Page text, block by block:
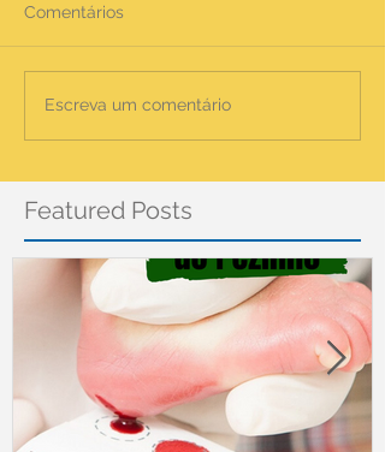
Comentários
Escreva um comentário
Featured Posts